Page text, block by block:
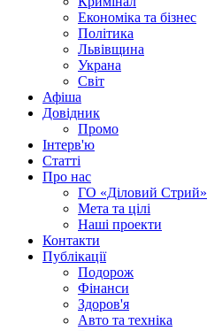
Економіка та бізнес
Політика
Львівщина
Украна
Світ
Афіша
Довідник
Промо
Інтерв'ю
Статті
Про нас
ГО «Діловий Стрий»
Мета та цілі
Наші проекти
Контакти
Публікації
Подорож
Фінанси
Здоров'я
Авто та техніка